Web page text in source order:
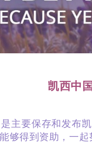
凯西中
主要保存和发布
够得到资助，一